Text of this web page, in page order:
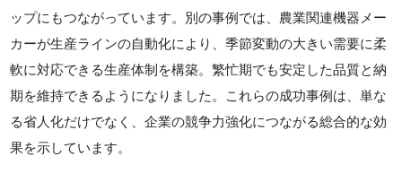
ップにもつながっています。別の事例では、農業関連機器メー
カーが生産ラインの自動化により、季節変動の大きい需要に柔
軟に対応できる生産体制を構築。繁忙期でも安定した品質と納
期を維持できるようになりました。これらの成功事例は、単な
る省人化だけでなく、企業の競争力強化につながる総合的な効
果を示しています。